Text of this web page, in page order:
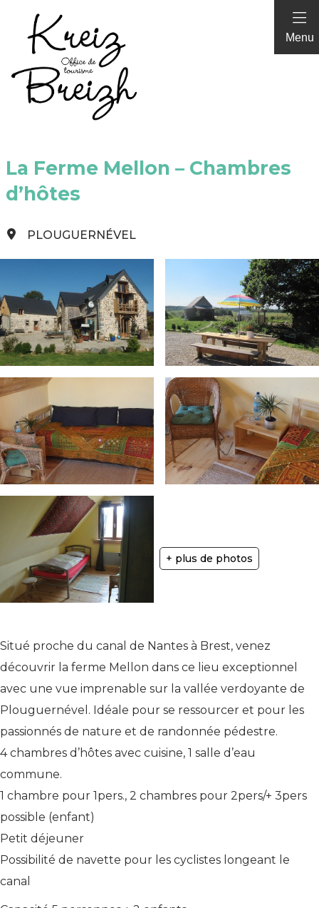
Panneau de gestion des cookies
Menu
La Ferme Mellon – Chambres
d’hôtes
PLOUGUERNÉVEL
+ plus de photos
Situé proche du canal de Nantes à Brest, venez
découvrir la ferme Mellon dans ce lieu exceptionnel
avec une vue imprenable sur la vallée verdoyante de
Plouguernével. Idéale pour se ressourcer et pour les
passionnés de nature et de randonnée pédestre.
4 chambres d’hôtes avec cuisine, 1 salle d’eau
commune.
1 chambre pour 1pers., 2 chambres pour 2pers/+ 3pers
possible (enfant)
Petit déjeuner
Possibilité de navette pour les cyclistes longeant le
canal